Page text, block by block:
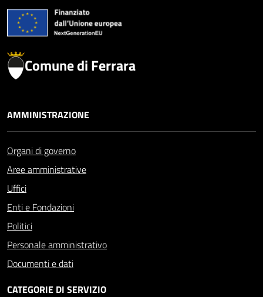
Comune di Ferrara
AMMINISTRAZIONE
Organi di governo
Aree amministrative
Uffici
Enti e Fondazioni
Politici
Personale amministrativo
Documenti e dati
CATEGORIE DI SERVIZIO